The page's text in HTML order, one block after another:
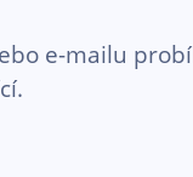
e-mailu